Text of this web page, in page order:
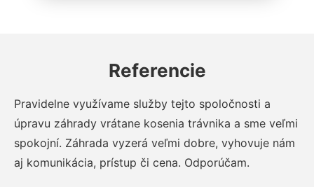
Referencie
Pravidelne využívame služby tejto spoločnosti a
úpravu záhrady vrátane kosenia trávnika a sme veľmi
spokojní. Záhrada vyzerá veľmi dobre, vyhovuje nám
aj komunikácia, prístup či cena. Odporúčam.